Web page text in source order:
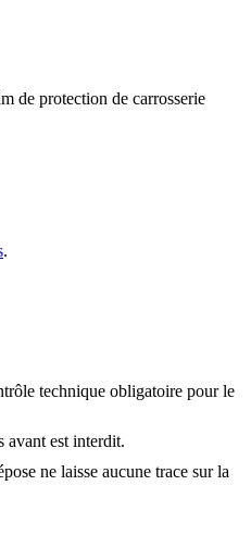
de protection de carrosserie
.
technique obligatoire pour le
avant est interdit.
ne laisse aucune trace sur la